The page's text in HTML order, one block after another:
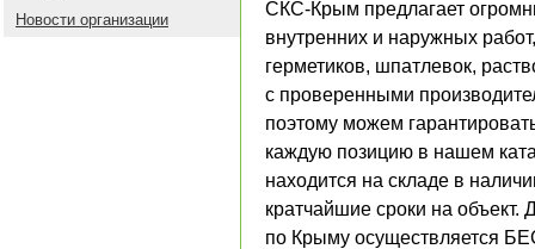
Новости организации
СКС-Крым предлагает
внутренних и наружных
герметиков, шпатлевок,
с проверенными
поэтому можем
каждую позицию в нашем
находится на складе в
кратчайшие сроки на объект.
по Крыму осуществляется